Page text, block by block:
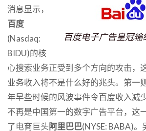
百度电子广告皇冠输
消息显示，
百度
(Nasdaq:
BIDU)的核
心搜索业务正受到多个方向的攻击，
业务收入将不是什么好的兆头。第一
年早些时候的风波事件令百度收入减
不再是中国第一的数字广告平台，这
了电商巨头阿里巴巴(NYSE: BABA)